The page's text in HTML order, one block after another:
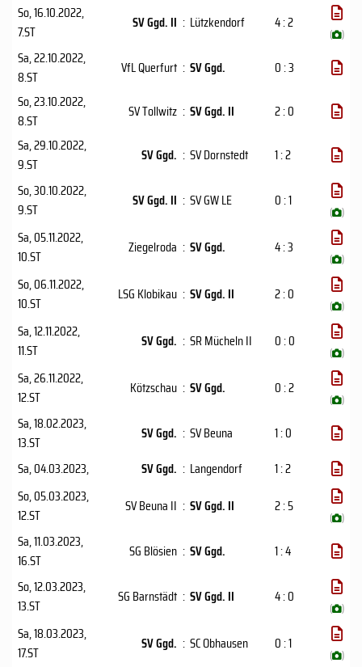
So, 16.10.2022,
7.ST
SV Ggd. II : Lützkendorf 4 : 2
( )
Sa, 22.10.2022,
8.ST
VfL Querfurt : SV Ggd.
0 : 3
So, 23.10.2022,
8.ST
SV Tollwitz : SV Ggd. II
2 : 0
Sa, 29.10.2022,
9.ST
SV Ggd. : SV Dornstedt
1 : 2
So, 30.10.2022,
9.ST
SV Ggd. II : SV GW LE 0 : 1
( )
Sa, 05.11.2022,
10.ST
Ziegelroda : SV Ggd. 4 : 3
( )
So, 06.11.2022,
10.ST
LSG Klobikau : SV Ggd. II 2 : 0
( )
Sa, 12.11.2022,
11.ST
SV Ggd. : SR Mücheln II 0 : 0
( )
Sa, 26.11.2022,
12.ST
Kötzschau : SV Ggd. 0 : 2
( )
Sa, 18.02.2023,
13.ST
SV Ggd. : SV Beuna
1 : 0
Sa, 04.03.2023, SV Ggd. : Langendorf
1 : 2
So, 05.03.2023,
12.ST
SV Beuna II : SV Ggd. II 2 : 5
( )
Sa, 11.03.2023,
16.ST
SG Blösien : SV Ggd.
1 : 4
So, 12.03.2023,
13.ST
SG Barnstädt : SV Ggd. II 4 : 0
( )
Sa, 18.03.2023,
17.ST
SV Ggd. : SC Obhausen 0 : 1
( )